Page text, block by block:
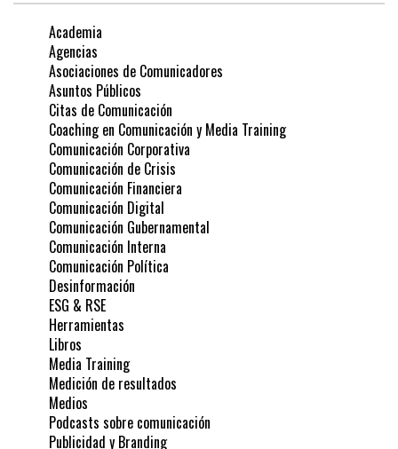
Academia
Agencias
Asociaciones de Comunicadores
Asuntos Públicos
Citas de Comunicación
Coaching en Comunicación y Media Training
Comunicación Corporativa
Comunicación de Crisis
Comunicación Financiera
Comunicación Digital
Comunicación Gubernamental
Comunicación Interna
Comunicación Política
Desinformación
ESG & RSE
Herramientas
Libros
Media Training
Medición de resultados
Medios
Podcasts sobre comunicación
Publicidad y Branding